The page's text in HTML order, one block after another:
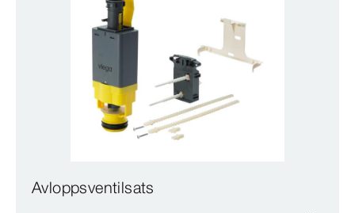
Avloppsventilsats